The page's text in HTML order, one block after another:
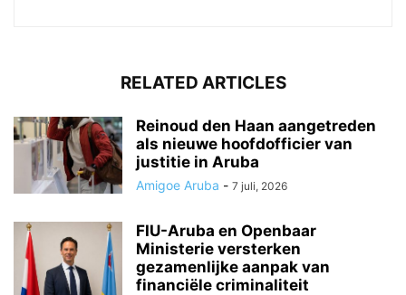
RELATED ARTICLES
Reinoud den Haan aangetreden
als nieuwe hoofdofficier van
justitie in Aruba
Amigoe Aruba - 7 juli, 2026
FIU-Aruba en Openbaar
Ministerie versterken
gezamenlijke aanpak van
financiële criminaliteit